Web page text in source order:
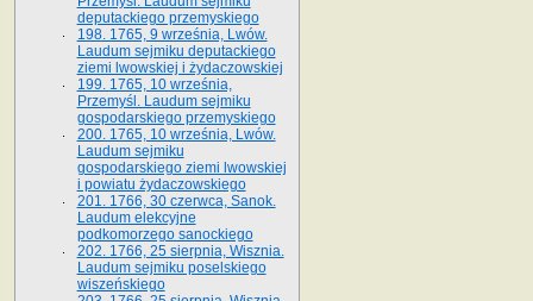
deputackiego przemyskiego
198. 1765, 9 września, Lwów.
Laudum sejmiku deputackiego
ziemi lwowskiej i żydaczowskiej
199. 1765, 10 września,
Przemyśl. Laudum sejmiku
gospodarskiego przemyskiego
200. 1765, 10 września, Lwów.
Laudum sejmiku
gospodarskiego ziemi lwowskiej
i powiatu żydaczowskiego
201. 1766, 30 czerwca, Sanok.
Laudum elekcyjne
podkomorzego sanockiego
202. 1766, 25 sierpnia, Wisznia.
Laudum sejmiku poselskiego
wiszeńskiego